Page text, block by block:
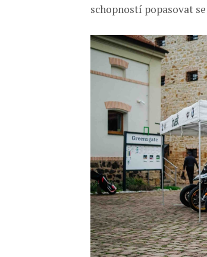
schopností popasovat